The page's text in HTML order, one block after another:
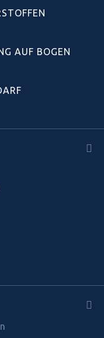
AUF BOGEN